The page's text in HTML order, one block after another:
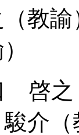
教
啓
介